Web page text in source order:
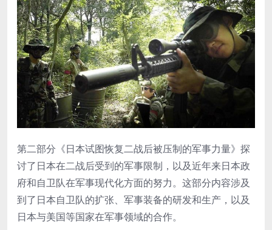
第二部分《日本试图恢复二战后被压制的军事力量》探
讨了日本在二战后受到的军事限制，以及近年来日本政
府和自卫队在军事现代化方面的努力。这部分内容涉及
到了日本自卫队的扩张、军事装备的研发和生产，以及
日本与美国等国家在军事领域的合作。